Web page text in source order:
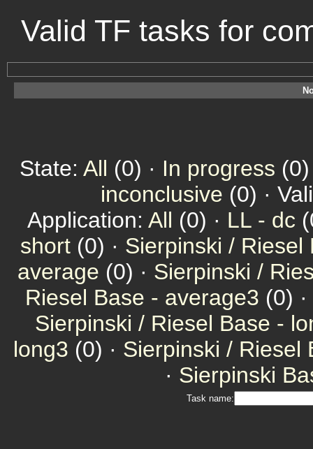
Valid TF tasks for
State: All (0) · In progress
inconclusive (0) ·
Application: All (0) · LL - dc
short (0) · Sierpinski / Riesel
average (0) · Sierpinski /
Riesel Base - average3 (0) ·
Sierpinski / Riesel Base -
long3 (0) · Sierpinski / Riesel
· Sierpinski
Task name: